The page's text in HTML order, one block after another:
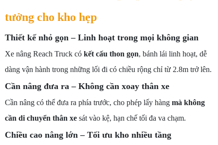
tưởng cho kho hẹp
Thiết kế nhỏ gọn – Linh hoạt trong mọi không gian
Xe nâng Reach Truck có kết cấu thon gọn, bánh lái linh hoạt, dễ
dàng vận hành trong những lối đi có chiều rộng chỉ từ 2.8m trở lên.
Cần nâng đưa ra – Không cần xoay thân xe
Cần nâng có thể đưa ra phía trước, cho phép lấy hàng mà không
cần di chuyển thân xe sát vào kệ, hạn chế tối đa va chạm.
Chiều cao nâng lớn – Tối ưu kho nhiều tầng